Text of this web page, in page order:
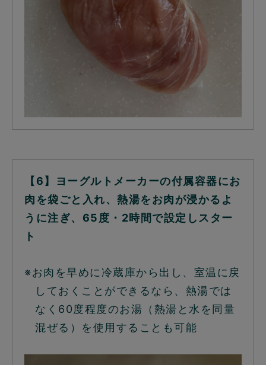
【6】ヨーグルトメーカーの付属容器にお
肉を袋ごと入れ、熱湯をお肉が浸かるよ
うに注ぎ、65度・2時間で設定しスター
ト
※お肉を早めに冷蔵庫から出し、室温に戻
しておくことができるなら、熱湯では
なく60度程度のお湯（熱湯と水を同量
混ぜる）を使用することも可能